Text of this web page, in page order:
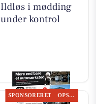
Ildløs i mødding
under kontrol
SPONSORERET OPSLAGSTAVLEN